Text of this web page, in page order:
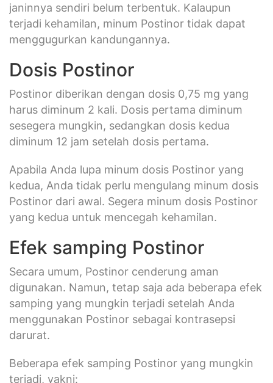
janinnya sendiri belum terbentuk. Kalaupun
terjadi kehamilan, minum Postinor tidak dapat
menggugurkan kandungannya.
Dosis Postinor
Postinor diberikan dengan dosis 0,75 mg yang
harus diminum 2 kali. Dosis pertama diminum
sesegera mungkin, sedangkan dosis kedua
diminum 12 jam setelah dosis pertama.
Apabila Anda lupa minum dosis Postinor yang
kedua, Anda tidak perlu mengulang minum dosis
Postinor dari awal. Segera minum dosis Postinor
yang kedua untuk mencegah kehamilan.
Efek samping Postinor
Secara umum, Postinor cenderung aman
digunakan. Namun, tetap saja ada beberapa efek
samping yang mungkin terjadi setelah Anda
menggunakan Postinor sebagai kontrasepsi
darurat.
Beberapa efek samping Postinor yang mungkin
terjadi, yakni: